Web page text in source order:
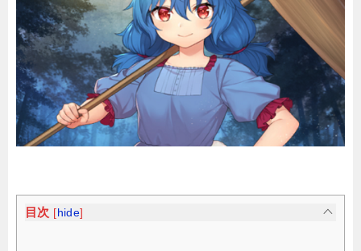
目次 [ hide]